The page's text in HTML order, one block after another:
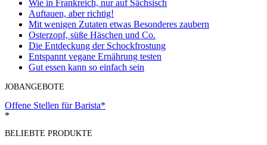
Wie in Frankreich, nur auf Sächsisch
Auftauen, aber richtig!
Mit wenigen Zutaten etwas Besonderes zaubern
Osterzopf, süße Häschen und Co.
Die Entdeckung der Schockfrostung
Entspannt vegane Ernährung testen
Gut essen kann so einfach sein
JOBANGEBOTE
Offene Stellen für Barista*
*
BELIEBTE PRODUKTE